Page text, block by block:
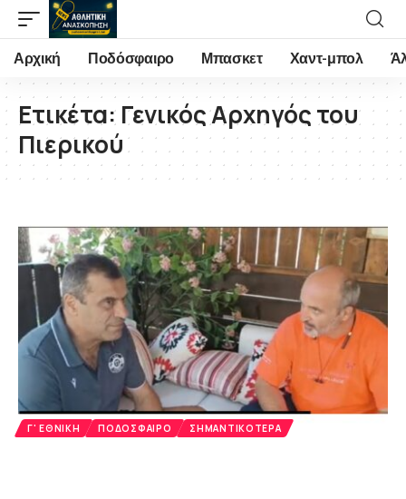
Αρχική Ποδόσφαιρο Μπασκετ Χαντ-μπολ
Ετικέτα:Γενικός Αρχηγός του
Πιερικού
Γ' ΕΘΝΙΚΉ ΠΟΔΌΣΦΑΙΡΟ ΣΗΜΑΝΤΙΚΌΤΕΡΑ